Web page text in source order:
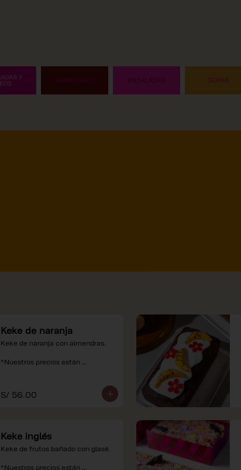
Keke de naranja
Keke de naranja con almendras.
*Nuestros precios están
S/ 56.00
Keke inglés
Keke de frutos bañado con glasé.
*Nuestros precios están